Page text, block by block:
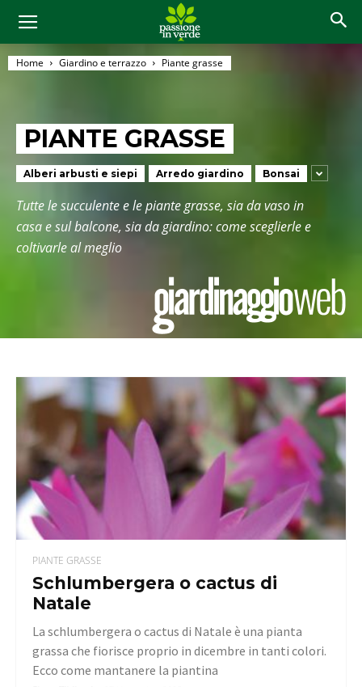
Home Giardino e terrazzo Piante grasse
PIANTE GRASSE
Alberi arbusti e siepi Arredo giardino Bonsai
Tutte le succulente e le piante grasse, sia da vaso in
casa e sul balcone, sia da giardino: come sceglierle e
coltivarle al meglio
PIANTE GRASSE
Schlumbergera o cactus di
Natale
La schlumbergera o cactus di Natale è una pianta
grassa che fiorisce proprio in dicembre in tanti colori.
Ecco come mantanere la piantina